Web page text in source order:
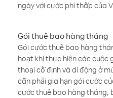
ngày với cước phí thấp của
Gói thuê bao hàng tháng
Gói cước thuê bao hàng
hoạt khi thực hiện các cuộc
thoại cố định và di động ở
cần phải gia hạn gói cước
cước thuê bao hàng tháng,